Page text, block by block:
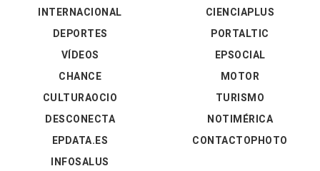
INTERNACIONAL
DEPORTES
VÍDEOS
CIENCIAPLUS
PORTALTIC
EPSOCIAL
CHANCE
CULTURAOCIO
DESCONECTA
EPDATA.ES
INFOSALUS
MOTOR
TURISMO
NOTIMÉRICA
CONTACTOPHOTO